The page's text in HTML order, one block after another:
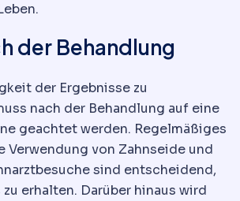
der Behandlung
der Ergebnisse zu
nach der Behandlung auf eine
geachtet werden. Regelmäßiges
Verwendung von Zahnseide und
sind entscheidend,
erhalten. Darüber hinaus wird